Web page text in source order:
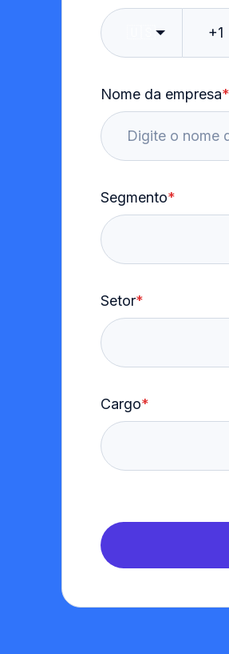
Nome da empresa*
Segmento*
Setor*
Cargo*